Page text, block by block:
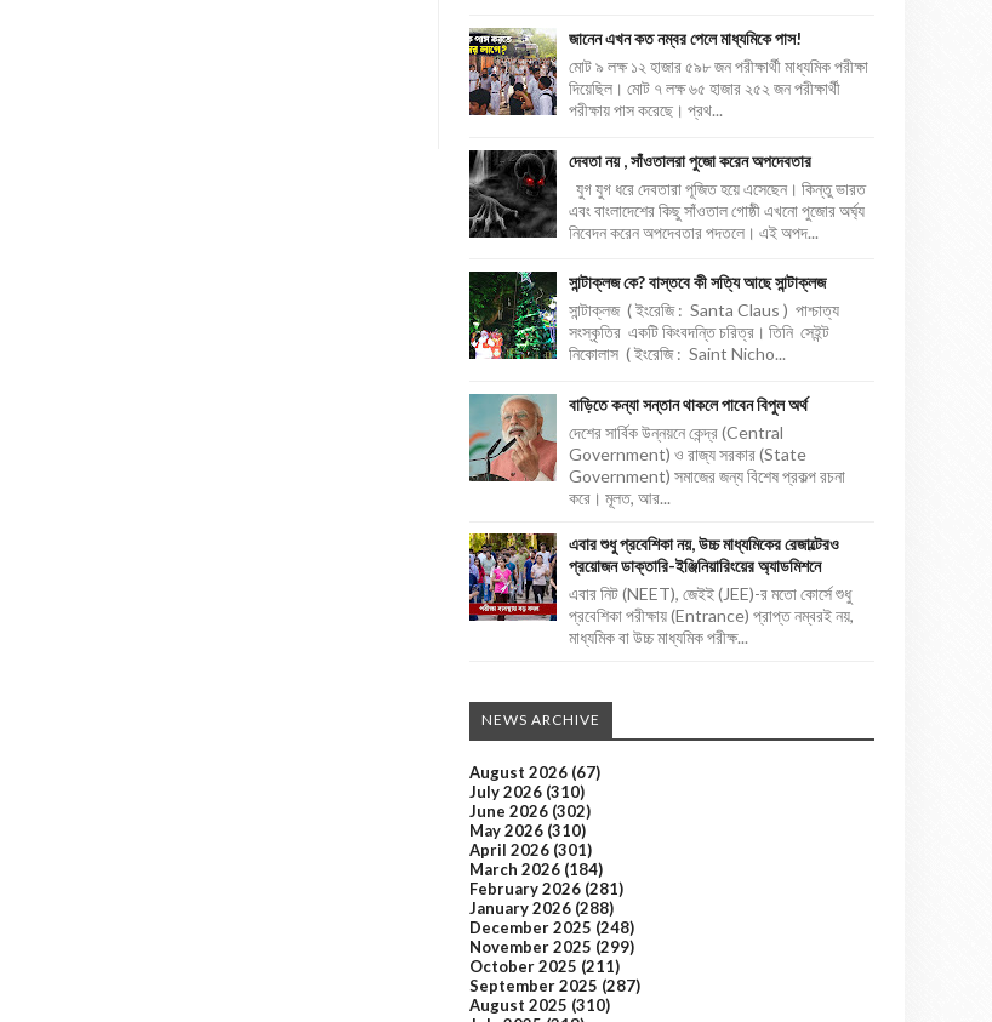
জানেন এখন কত নম্বর পেলে মাধ্যমিকে পাস!
মোট ৯ লক্ষ ১২ হাজার ৫৯৮ জন পরীক্ষার্থী মাধ্যমিক পরীক্ষা
দিয়েছিল। মোট ৭ লক্ষ ৬৫ হাজার ২৫২ জন পরীক্ষার্থী
পরীক্ষায় পাস করেছে। প্রথ...
দেবতা নয় , সাঁওতালরা পুজো করেন অপদেবতার
যুগ যুগ ধরে দেবতারা পূজিত হয়ে এসেছেন। কিন্তু ভারত
এবং বাংলাদেশের কিছু সাঁওতাল গোষ্ঠী এখনো পুজোর অর্ঘ্য
নিবেদন করেন অপদেবতার পদতলে। এই অপদ...
সান্টাক্লজ কে? বাস্তবে কী সত্যি আছে সান্টাক্লজ
সান্টাক্লজ ( ইংরেজি : Santa Claus ) পাশ্চাত্য
সংস্কৃতির একটি কিংবদন্তি চরিত্র। তিনি সেইন্ট
নিকোলাস ( ইংরেজি : Saint Nicho...
বাড়িতে কন্যা সন্তান থাকলে পাবেন বিপুল অর্থ
দেশের সার্বিক উন্নয়নে কেন্দ্র (Central
Government) ও রাজ্য সরকার (State
Government) সমাজের জন্য বিশেষ প্রকল্প রচনা
করে। মূলত, আর...
এবার শুধু প্রবেশিকা নয়, উচ্চ মাধ্যমিকের রেজাল্টেরও
প্রয়োজন ডাক্তারি-ইঞ্জিনিয়ারিংয়ের অ্যাডমিশনে
এবার নিট (NEET), জেইই (JEE)-র মতো কোর্সে শুধু
প্রবেশিকা পরীক্ষায় (Entrance) প্রাপ্ত নম্বরই নয়,
মাধ্যমিক বা উচ্চ মাধ্যমিক পরীক্ষ...
NEWS ARCHIVE
August 2026 (67)
July 2026 (310)
June 2026 (302)
May 2026 (310)
April 2026 (301)
March 2026 (184)
February 2026 (281)
January 2026 (288)
December 2025 (248)
November 2025 (299)
October 2025 (211)
September 2025 (287)
August 2025 (310)